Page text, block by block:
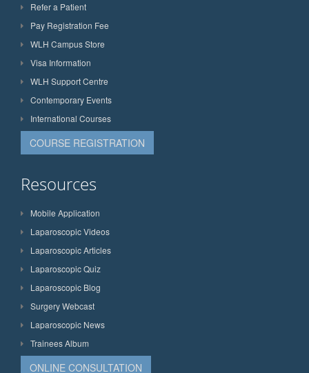
Refer a Patient
Pay Registration Fee
WLH Campus Store
Visa Information
WLH Support Centre
Contemporary Events
International Courses
COURSE REGISTRATION
Resources
Mobile Application
Laparoscopic Videos
Laparoscopic Articles
Laparoscopic Quiz
Laparoscopic Blog
Surgery Webcast
Laparoscopic News
Trainees Album
ONLINE CONSULTATION